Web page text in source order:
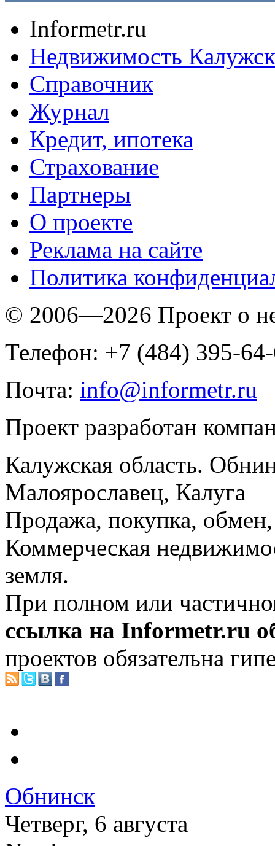
Informetr.ru
Недвижимость
Справочник
Журнал
Кредит, ипотека
Страхование
Партнеры
O проекте
Реклама на сайте
Политика
© 2006—2026 Проект о
Телефон: +7 (484) 395-
Почта: info@informetr.ru
Проект разработан
Калужская область.
Малоярославец, Калуга
Продажа, покупка, обмен,
Коммерческая
земля.
При полном или
ссылка на Informetr.ru
проектов обязательна
Обнинск
Четверг, 6 августа